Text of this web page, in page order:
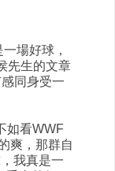
場好球，
先生的文章
同身受一
如看WWF
爽，那群自
我真是一